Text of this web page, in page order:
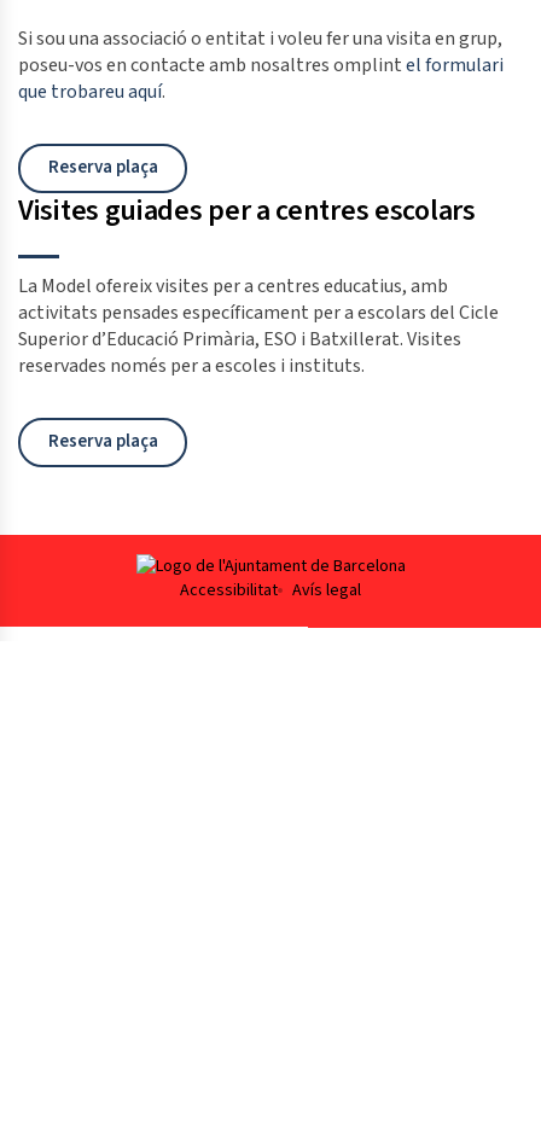
Si sou una associació o entitat i voleu fer una visita en grup,
poseu-vos en contacte amb nosaltres omplintel formulari
que trobareu aquí.
Reserva plaça
Visites guiades per a centres escolars
La Model ofereix visites per a centres educatius, amb
activitats pensades específicament per a escolars del Cicle
Superior d’Educació Primària, ESO i Batxillerat.Visites
reservades només per a escoles i instituts.
Reserva plaça
Accessibilitat Avís legal